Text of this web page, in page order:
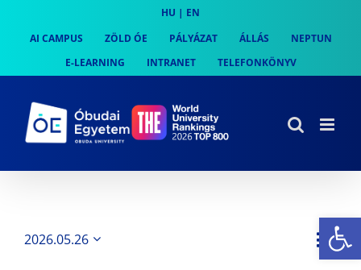
content
HU | EN
AI CAMPUS
ZÖLD ÓE PÁLYÁZAT ÁLLÁS
NEPTUN
E-LEARNING
INTRANET TELEFONKÖNYV
Nap
2026.05.26